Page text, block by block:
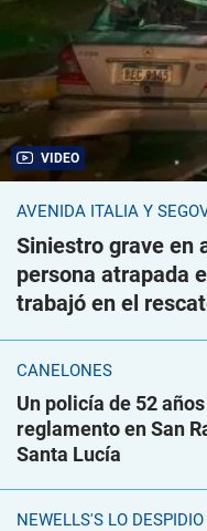
VIDEO
AVENIDA ITALIA Y
Siniestro grave en
persona atrapada
trabajó en el
CANELONES
Un policía de 52
reglamento en San
Santa Lucía
NEWELLS'S LO